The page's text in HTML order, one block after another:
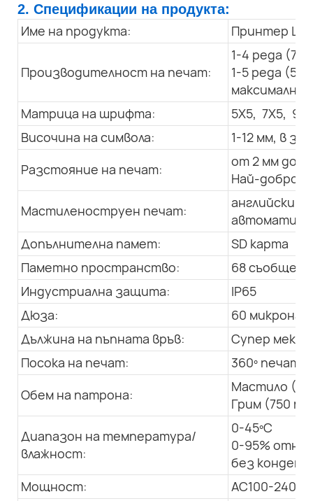
2. Спецификации на продукта:
Име на продукта: Принтер LT
Производителност на печат:
1-4 реда
1-5 реда
максимална
Матрица на шрифта:
5X5, 7X5,
Височина на символа:
1-12 мм, в
Разстояние на печат:
от 2 мм до
Най-добро:
Мастиленоструен печат:
английски,
Допълнителна памет:
SD карта
Паметно пространство:
68
Индустриална защита:
IP65
Дюза:
60 микрона
Дължина на пъпната връв:
Супер мека,
Посока на печат:
360º печат
Обем на патрона:
Мастило
Грим (750 мл)
Диапазон на температура/
влажност:
0-45ºC
0-95%
без
Мощност:
AC100-240V;